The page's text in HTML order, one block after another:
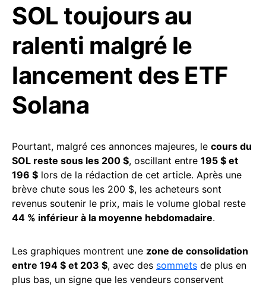
SOL toujours au
ralenti malgré le
lancement des ETF
Solana
Pourtant, malgré ces annonces majeures, le cours du
SOL reste sous les 200 $, oscillant entre 195 $ et
196 $ lors de la rédaction de cet article. Après une
brève chute sous les 200 $, les acheteurs sont
revenus soutenir le prix, mais le volume global reste
44 % inférieur à la moyenne hebdomadaire.
Les graphiques montrent une zone de consolidation
entre 194 $ et 203 $, avec des sommets de plus en
plus bas, un signe que les vendeurs conservent